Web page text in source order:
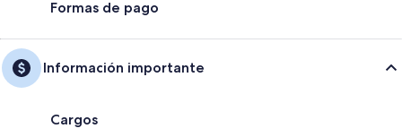
Formas de pago
Información importante
Cargos